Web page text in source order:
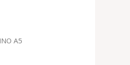
A5